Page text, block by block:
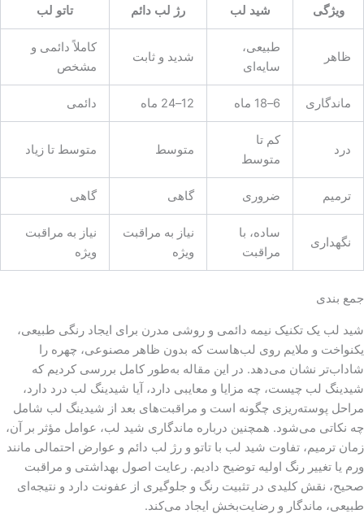
ویژگی شید لب رژ لب دائم تاتو لب
ظاهر
طبیعی،
سایه‌ای
شدید و ثابت
کاملاً دائمی و
مشخص
ماندگاری 6–18 ماه 12–24 ماه دائمی
درد
کم تا
متوسط
متوسط متوسط تا زیاد
ترمیم ضروری گاهی گاهی
نگهداری
ساده، با
مراقبت
نیاز به مراقبت
ویژه
نیاز به مراقبت
ویژه
جمع بندی
شید لب یک تکنیک نیمه دائمی و روشی مدرن برای ایجاد رنگی طبیعی،
یکنواخت و ملایم روی لب‌هاست که بدون ظاهر مصنوعی، چهره را
شاداب‌تر نشان می‌دهد. در این مقاله به‌طور کامل بررسی کردیم که
شیدینگ لب چیست، چه مزایا و معایبی دارد، آیا شیدینگ لب درد دارد،
مراحل پوسته‌ریزی چگونه است و مراقبت‌های بعد از شیدینگ لب شامل
چه نکاتی می‌شود. همچنین درباره ماندگاری شید لب، عوامل مؤثر بر آن،
زمان ترمیم، تفاوت شید لب با تاتو و رژ لب دائم و عوارض احتمالی مانند
ورم یا تغییر رنگ اولیه توضیح دادیم. رعایت اصول بهداشتی و مراقبت
صحیح، نقش کلیدی در تثبیت رنگ و جلوگیری از عفونت دارد و نتیجه‌ای
طبیعی، ماندگار و رضایت‌بخش ایجاد می‌کند.